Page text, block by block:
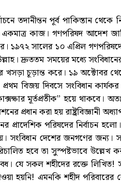
তদানীন্তন পূর্ব পাকিস্তান
কাজ। গণপরিষদ আদেশ
সালের ১০ এপ্রিল
দ্রুততম সময়ের মধ্যে
খসড়া চূড়ান্ত করে। ১৯ অক্টোবর
বিজয় দিবসে সংবিধান
মূর্তপ্রতীক” হয়ে থাকবে।
প্রধান করা হয় রাষ্ট্রবিজ্ঞানী
প্রাদেশিক পরিষদের নির্বাচন
দেশের জনগণের জন্য।
হবে তা সুস্পষ্টভাবে উল্লেখ
সকল শহীদের রক্তে লিখিত!
হয়নি! এমনকি শহীদ